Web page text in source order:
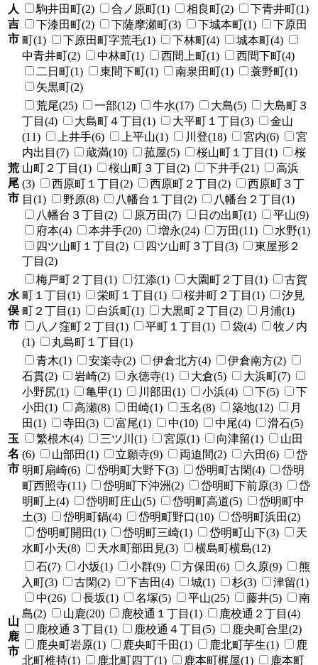
人
吉
市
駒井田町(2) 合ノ原町(1) 相良町(2)
下青井町(1)
下漆田町(2)
下薩摩瀬町(3) 下城本町(1)
下原田
町(1)
下原田町字荒毛(1) 下林町(4)
城本町(4)
中青井町(2)
中林町(1) 西間上町(1)
西間下町(4)
二日町(1)
東間下町(1) 南泉田町(1)
蓑野町(1)
矢黒町(2)
荒
尾
市
荒尾(25) 一部(12) 牛水(17) 大島(5)
大島町３
丁目(4)
大島町４丁目(1) 大平町１丁目(3)
金山
(11)
上井手(6) 上平山(1) 川登(18) 宮内(6)
宮
内出目(7)
蔵満(10) 菰屋(5) 桜山町１丁目(1)
桜
山町２丁目(1)
桜山町３丁目(2) 下井手(21)
高浜
(3)
西原町１丁目(2) 西原町２丁目(2)
西原町３丁
目(1)
野原(8) 八幡台１丁目(2)
八幡台２丁目(1)
八幡台３丁目(2)
原万田(7) 日の出町(1)
平山(9)
府本(4)
本井手(20) 増永(24) 万田(11)
水野(1)
四ツ山町１丁目(2)
四ツ山町３丁目(3)
東屋形２
丁目(2)
水
俣
市
梅戸町２丁目(1) 江添(1) 大園町２丁目(1)
古賀
町１丁目(1)
栄町１丁目(1) 桜井町２丁目(1)
汐見
町２丁目(1)
白浜町(1) 大黒町２丁目(2)
月浦(1)
八ノ窪町２丁目(1)
平町１丁目(1) 袋(4)
牧ノ内
(1)
丸島町１丁目(1)
玉
名
市
青木(1) 安楽寺(2) 伊倉北方(4)
伊倉南方(2)
石貫(2)
岩崎(2) 永徳寺(1) 大倉(5)
大浜町(7)
小野尻(1)
亀甲(1) 川部田(1) 小浜(4) 下(5)
下
小田(1)
高瀬(8) 田崎(1) 玉名(8) 築地(12)
月
田(1)
寺田(3) 富尾(1) 中(10) 中尾(4)
滑石(5)
繁根木(4)
三ツ川(1) 宮原(1) 向津留(1)
山田
(6)
山部田(1) 立願寺(9) 両迫間(2) 六田(6)
岱
明町扇崎(6)
岱明町大野下(3) 岱明町古閑(4)
岱明
町西照寺(11)
岱明町下沖洲(2) 岱明町下前原(3)
岱
明町上(4)
岱明町庄山(5) 岱明町高道(5)
岱明町中
土(3)
岱明町鍋(4) 岱明町野口(10)
岱明町浜田(2)
岱明町開田(1)
岱明町三崎(1) 岱明町山下(3)
天
水町小天(8)
天水町部田見(3) 横島町横島(12)
山
鹿
市
石(7) 小坂(1) 小群(9) 方保田(6) 久原(9)
熊
入町(3)
古閑(2) 下吉田(4) 城(1) 杉(3)
津留(1)
中(26)
長坂(1) 名塚(5) 平山(25) 藤井(5)
南
島(2)
山鹿(20) 鹿校通１丁目(1)
鹿校通２丁目(4)
鹿校通３丁目(1)
鹿校通４丁目(5)
鹿央町合里(2)
鹿央町岩原(1)
鹿央町千田(1) 鹿北町芋生(1)
鹿
北町椎持(1)
鹿北町四丁(1) 鹿本町梶屋(1)
鹿本町